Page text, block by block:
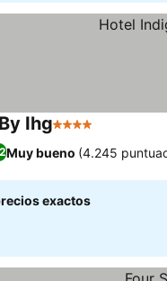
Ihg4 Estrellas
Muy bueno (4.245
exactos